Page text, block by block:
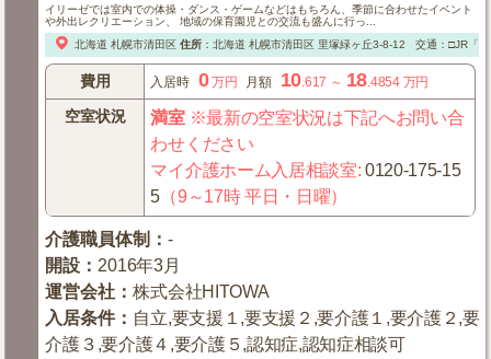
イリーゼでは室内での体操・ダンス・ゲームなどはもちろん、季節に合わせたイベント
や外出レクリエーション、 地域の保育園児との交流も盛んに行っ...
北海道 札幌市清田区 住所： 北海道 札幌市清田区里塚緑ヶ丘3-8-12 交通：□JR「
費用 入居時 0万円 月額 10 .617 ～ 18 .4854 万円
空室状況 満室※最新の空室状況は下記へお問い合
わせください
マイ介護ホーム入居相談室:0120-175-15
5 （9～17時 平日・日曜）
介護職員体制 ：-
開設 ： 2016年3月
運営会社 ：株式会社HITOWA
入居条件： 自立,要支援１,要支援２,要介護１,要介護２,要
介護３,要介護４,要介護５,認知症,認知症相談可